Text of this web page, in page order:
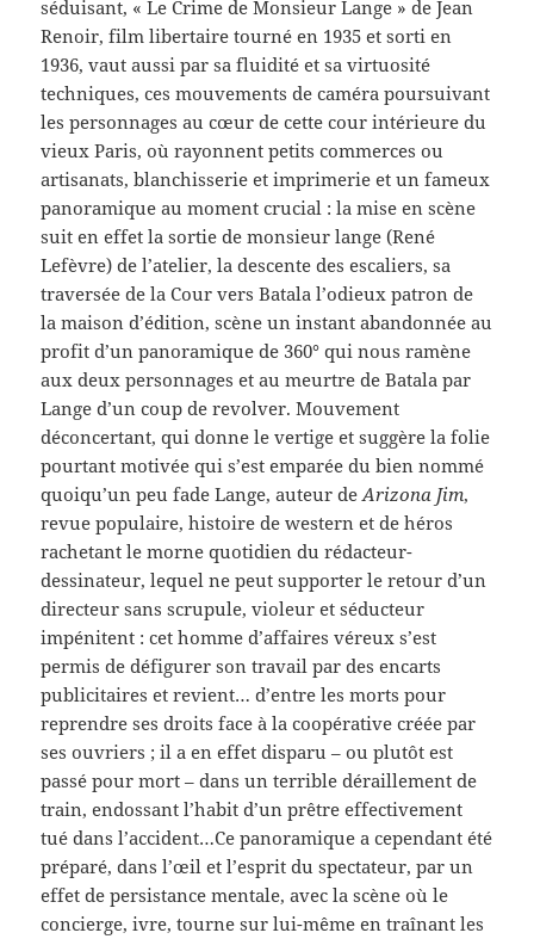
séduisant, « Le Crime de Monsieur Lange » de Jean
Renoir, film libertaire tourné en 1935 et sorti en
1936, vaut aussi par sa fluidité et sa virtuosité
techniques, ces mouvements de caméra poursuivant
les personnages au cœur de cette cour intérieure du
vieux Paris, où rayonnent petits commerces ou
artisanats, blanchisserie et imprimerie et un fameux
panoramique au moment crucial : la mise en scène
suit en effet la sortie de monsieur lange (René
Lefèvre) de l’atelier, la descente des escaliers, sa
traversée de la Cour vers Batala l’odieux patron de
la maison d’édition, scène un instant abandonnée au
profit d’un panoramique de 360° qui nous ramène
aux deux personnages et au meurtre de Batala par
Lange d’un coup de revolver. Mouvement
déconcertant, qui donne le vertige et suggère la folie
pourtant motivée qui s’est emparée du bien nommé
quoiqu’un peu fade Lange, auteur deArizona Jim,
revue populaire, histoire de western et de héros
rachetant le morne quotidien du rédacteur-
dessinateur, lequel ne peut supporter le retour d’un
directeur sans scrupule, violeur et séducteur
impénitent : cet homme d’affaires véreux s’est
permis de défigurer son travail par des encarts
publicitaires et revient… d’entre les morts pour
reprendre ses droits face à la coopérative créée par
ses ouvriers ; il a en effet disparu – ou plutôt est
passé pour mort – dans un terrible déraillement de
train, endossant l’habit d’un prêtre effectivement
tué dans l’accident…Ce panoramique a cependant été
préparé, dans l’œil et l’esprit du spectateur, par un
effet de persistance mentale, avec la scène où le
concierge, ivre, tourne sur lui-même en traînant les